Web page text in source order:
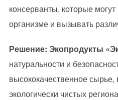
консерванты, которые
организме и вызывать
Решение: Экопродукты
натуральности и
высококачественное
экологически чистых